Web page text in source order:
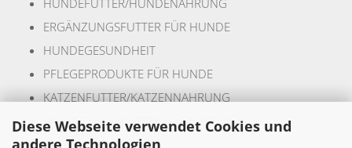
Diese Webseite verwendet Cookies und
andere Technologien
HUNDEFUTTER/HUNDENAHRUNG
ERGÄNZUNGSFUTTER FÜR HUNDE
HUNDEGESUNDHEIT
PFLEGEPRODUKTE FÜR HUNDE
KATZENFUTTER/KATZENNAHRUNG
ERGÄNZUNGSFUTTER FÜR KATZEN
KATZENGESUNDHEIT